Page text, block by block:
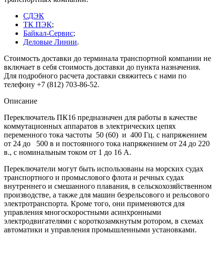
СДЭК
ТК ПЭК;
Байкал-Сервис;
Деловые Линии.
Стоимость доставки до терминала транспортной компании не
включает в себя стоимость доставки до пункта назначения.
Для подробного расчета доставки свяжитесь с нами по
телефону +7 (812) 703-86-52.
Описание
Переключатель ПК16 предназначен для работы в качестве
коммутационных аппаратов в электрических цепях
переменного тока частоты 50 (60) и 400 Гц. с напряжением
от 24 до 500 в и постоянного тока напряжением от 24 до 220
в., с номинальным током от 1 до 16 А.
Переключатели могут быть использованы на морских судах
транспортного и промыслового флота и речных судах
внутреннего и смешанного плавания, в сельскохозяйственном
производстве, а также для машин безрельсового и рельсового
электротранспорта. Кроме того, они применяются для
управления многоскоростными асинхронными
электродвигателями с короткозамкнутым ротором, в схемах
автоматики и управления промышленными установками.